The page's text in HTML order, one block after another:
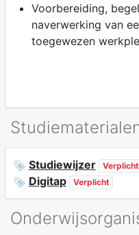
Voorbereiding,
naverwerking van
toegewezen
Studiewijzer Verplicht
Digitap Verplicht